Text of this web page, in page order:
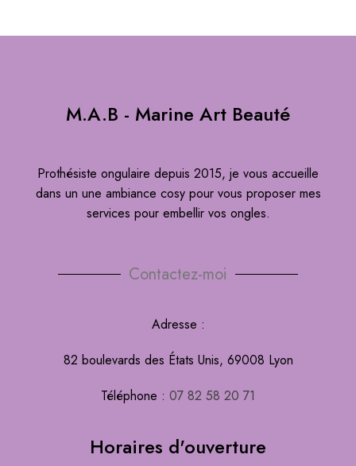
M.A.B - Marine Art Beauté
Prothésiste ongulaire depuis 2015, je vous accueille
dans un une ambiance cosy pour vous proposer mes
services pour embellir vos ongles.
Contactez-moi
Adresse :
82 boulevards des États Unis, 69008 Lyon
Téléphone : 07 82 58 20 71
Horaires d'ouverture